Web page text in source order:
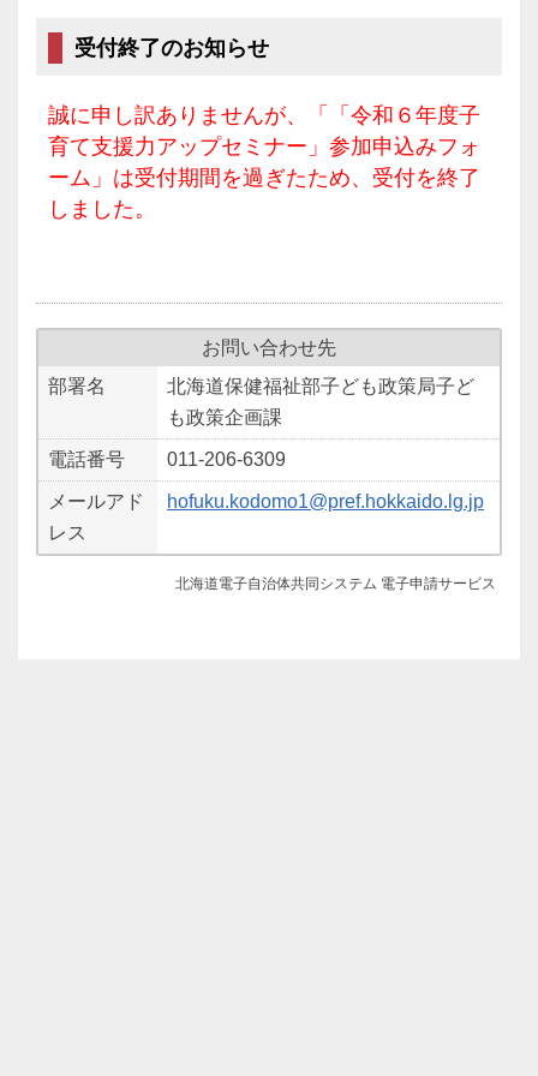
受付終了のお知らせ
誠に申し訳ありませんが、「「令和６年度子
育て支援力アップセミナー」参加申込みフォ
ーム」は受付期間を過ぎたため、受付を終了
しました。
お問い合わせ先
部署名
北海道保健福祉部子ども政策局子ど
も政策企画課
電話番号 011-206-6309
メールアド
レス
hofuku.kodomo1@pref.hokkaido.lg.jp
北海道電子自治体共同システム 電子申請サービス